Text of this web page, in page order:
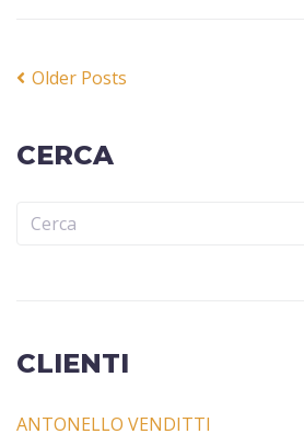
Older Posts
CERCA
CLIENTI
ANTONELLO VENDITTI